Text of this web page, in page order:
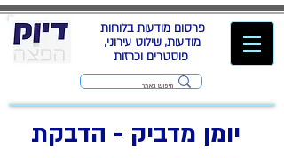
פרסום מודעות בלוחות
מודעות, שילוט עירוני,
יומן מדביק - הדבקת